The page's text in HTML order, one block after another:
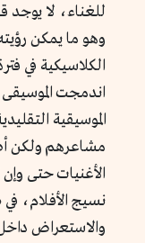
للغناء، لا يوجد
وهو ما يمكن
الكلاسيكية في
اندمجت
الموسيقية
مشاعرهم ولكن
الأغنيات حتى
نسيج الأفلام،
والاستعراض